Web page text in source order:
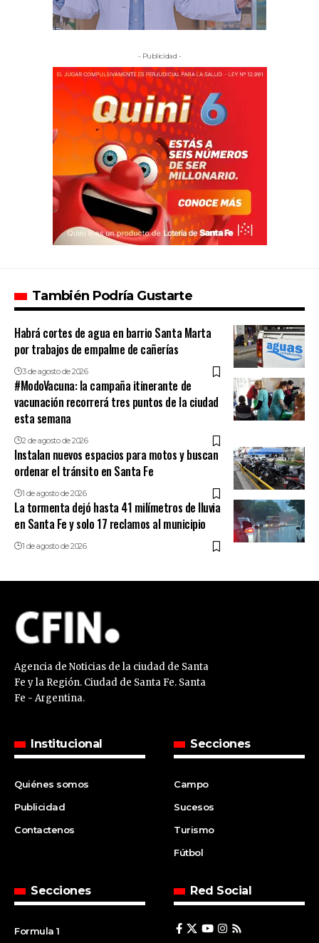
- Publicidad -
También Podría Gustarte
Habrá cortes de agua en barrio Santa Marta
por trabajos de empalme de cañerías
3 de agosto de 2026
#ModoVacuna: la campaña itinerante de
vacunación recorrerá tres puntos de la ciudad
esta semana
2 de agosto de 2026
Instalan nuevos espacios para motos y buscan
ordenar el tránsito en Santa Fe
1 de agosto de 2026
La tormenta dejó hasta 41 milímetros de lluvia
en Santa Fe y solo 17 reclamos al municipio
1 de agosto de 2026
Agencia de Noticias de la ciudad de Santa
Fe y la Región. Ciudad de Santa Fe. Santa
Fe - Argentina.
Institucional
Quiénes somos
Publicidad
Contactenos
Secciones
Campo
Sucesos
Turismo
Fútbol
Secciones
Formula 1
Red Social